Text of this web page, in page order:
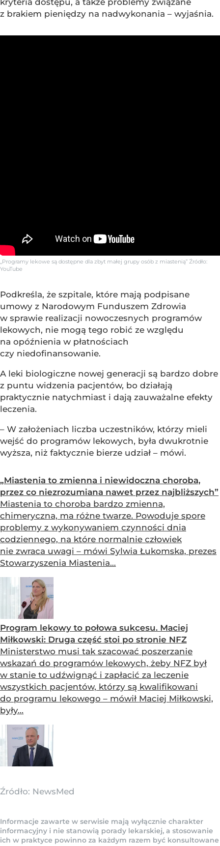
z brakiem pieniędzy na nadwykonania – wyjaśnia.
„Programy lekowe są dostępne dla zbyt małej grupy osób z miastenią” Źródło:
YouTube
Podkreśla, że szpitale, które mają podpisane
umowy z Narodowym Funduszem Zdrowia
w sprawie realizacji nowoczesnych programów
lekowych, nie mogą tego robić ze względu
na opóźnienia w płatnościach
czy niedofinansowanie.
A leki biologiczne nowej generacji są bardzo dobre
z puntu widzenia pacjentów, bo działają
praktycznie natychmiast i dają zauważalne efekty
leczenia.
– W założeniach liczba uczestników, którzy mieli
wejść do programów lekowych, była dwukrotnie
wyższa, niż faktycznie bierze udział – mówi.
„Miastenia to zmienna i niewidoczna choroba,
przez co niezrozumiana nawet przez najbliższych”
Miastenia to choroba bardzo zmienna,
chimeryczna, ma różne twarze. Powoduje spore
problemy z wykonywaniem czynności dnia
codziennego, na które normalnie człowiek
nie zwraca uwagi – mówi Sylwia Łukomska, prezes
Stowarzyszenia Miastenia...
Program lekowy to połowa sukcesu. Maciej
Miłkowski: Druga część stoi po stronie NFZ
Ministerstwo musi tak szacować poszerzanie
wskazań do programów lekowych, żeby NFZ był
w stanie to udźwignąć i zapłacić za leczenie
wszystkich pacjentów, którzy są kwalifikowani
do programu lekowego – mówił Maciej Miłkowski,
były...
Źródło: NewsMed
Informacje zawarte w serwisie mają wyłącznie charakter
informacyjny i nie stanowią porady lekarskiej, a stosowanie
ich w praktyce powinno za każdym razem być konsultowane